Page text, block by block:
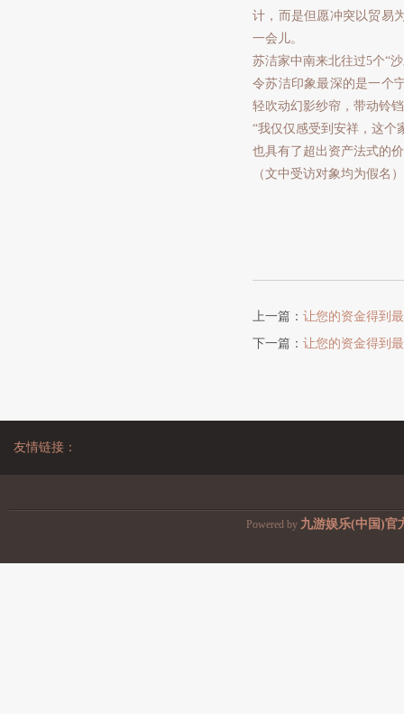
计，而是但愿冲突以贸易
一会儿。
苏洁家中南来北往过5个“
令苏洁印象最深的是一个
轻吹动幻影纱帘，带动铃
“我仅仅感受到安祥，这个
也具有了超出资产法式的
（文中受访对象均为假名
上一篇： 让您的资金得到
下一篇： 让您的资金得到
友情链接：
Powered by 九游娱乐(中国)官